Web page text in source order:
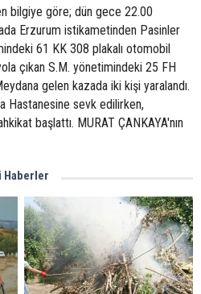
bilgiye göre; dün gece 22.00
Erzurum istikametinden Pasinler
61 KK 308 plakalı otomobil
çıkan S.M. yönetimindeki 25 FH
gelen kazada iki kişi yaralandı.
Hastanesine sevk edilirken,
başlattı. MURAT ÇANKAYA'nın
Haberler